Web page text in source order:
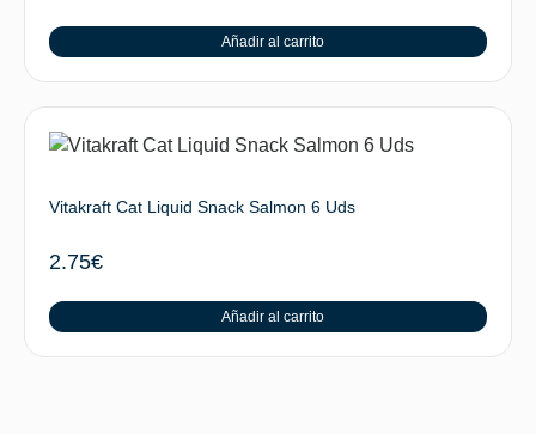
Añadir al carrito
Vitakraft Cat Liquid Snack Salmon 6 Uds
2.75€
Añadir al carrito